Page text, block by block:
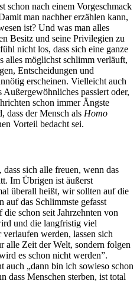
schon nach einem Vorgeschmack
man nachher erzählen kann,
ist? Und was man alles
Besitz und seine Privilegien zu
nicht los, dass sich eine ganze
alles möglichst schlimm verläuft,
Entscheidungen und
erscheinen. Vielleicht auch
passiert oder,
schon immer Ängste
dass der Mensch als Homo
Vorteil bedacht sei.
sich alle freuen, wenn das
Im Übrigen ist äußerst
überall heißt, wir sollten auf die
auf das Schlimmste gefasst
schon seit Jahrzehnten von
und die langfristig viel
werden, lassen sich
alle Zeit der Welt, sondern folgen
es schon nicht werden”.
auch „dann bin ich sowieso schon
dass Menschen sterben, ist total